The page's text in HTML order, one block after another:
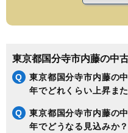
東京都国分寺市内藤の中
Q
東京都国分寺市内藤の
年でどれくらい上昇ま
Q
東京都国分寺市内藤の
年でどうなる見込みか？